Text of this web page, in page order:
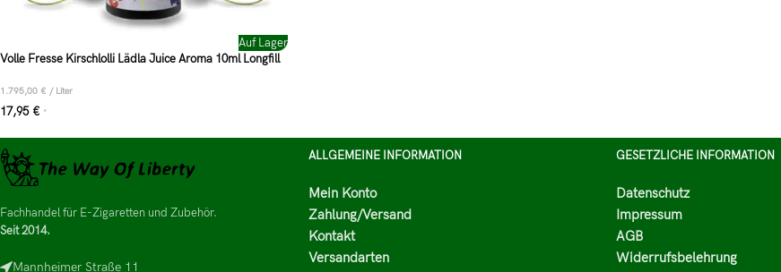
Auf Lager
Volle Fresse Kirschlolli Lädla Juice Aroma 10ml Longfill
1.795,00 € / Liter
17,95 € *
Fachhandel für E-Zigaretten und Zubehör.
Seit 2014.
Mannheimer Straße 11
ALLGEMEINE INFORMATION
Mein Konto
Zahlung/Versand
Kontakt
Versandarten
GESETZLICHE INFORMATION
Datenschutz
Impressum
AGB
Widerrufsbelehrung